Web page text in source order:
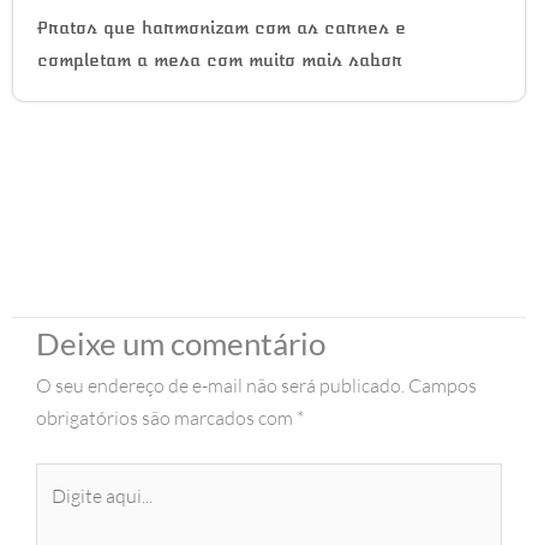
Pratos que harmonizam com as carnes e
completam a mesa com muito mais sabor
Deixe um comentário
O seu endereço de e-mail não será publicado. Campos
obrigatórios são marcados com *
aqui...